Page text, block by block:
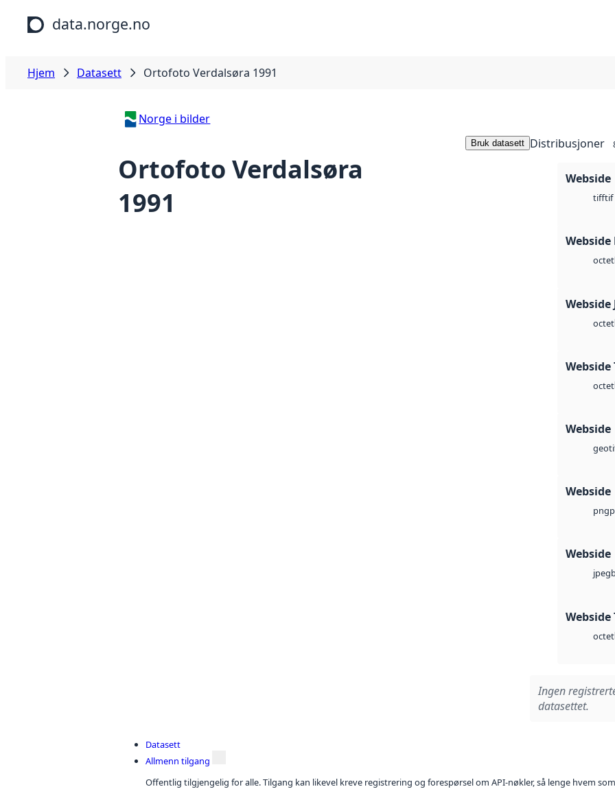
Hopp til hovedinnhold
data.norge.no
Hjem Datasett Ortofoto Verdalsøra 1991
Norge i bilder
Ortofoto Verdalsøra
1991
Bruk datasett Distribusjoner
Webside
tifftif
Webside
octet
Webside
octet
Webside
octet
Webside
Webside
png
Webside
jpeg
Webside
octet
Ingen
datasettet.
Datasett
Allmenn tilgang
Offentlig tilgjengelig for alle. Tilgang kan likevel kreve registrering og forespørsel om API-nøkler, så lenge hvem